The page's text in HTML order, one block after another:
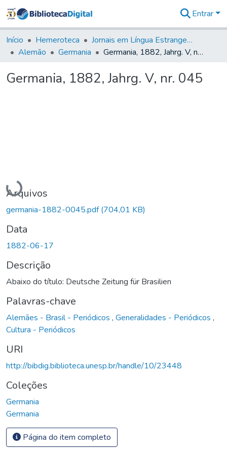
&
Coleções
Tudo na
Digital
Entrar
Início Hemeroteca
Jornais em Língua Estrangeira
Alemão
Germania Germania, 1882, Jahrg. V, nr. 045
Germania, 1882, Jahrg. V, nr. 045
Carregando...
Arquivos
germania-1882-0045.pdf(704,01 KB)
Data
1882-06-17
Descrição
Abaixo do título: Deutsche Zeitung für Brasilien
Palavras-chave
Alemães - Brasil - Periódicos , Generalidades - Periódicos ,
Cultura - Periódicos
URI
http://bibdig.biblioteca.unesp.br/handle/10/23448
Coleções
Germania
Germania
Página do item completo